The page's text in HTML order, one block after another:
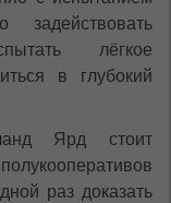
задействовать
лёгкое
в глубокий
Ярд стоит
раз доказать